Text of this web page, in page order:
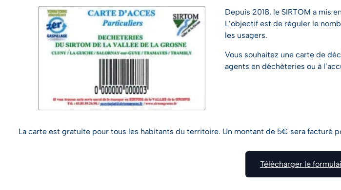
Depuis 2018, le SIRTOM a mis
L’objectif est de réguler le
les usagers.
Vous souhaitez une carte de
agents en déchèteries ou à
La carte est gratuite pour tous les habitants du territoire. Un montant de 5€ sera facturé
Télécharger le